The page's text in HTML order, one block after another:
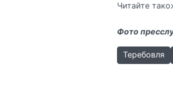
Читайте
Фото
Теребовля